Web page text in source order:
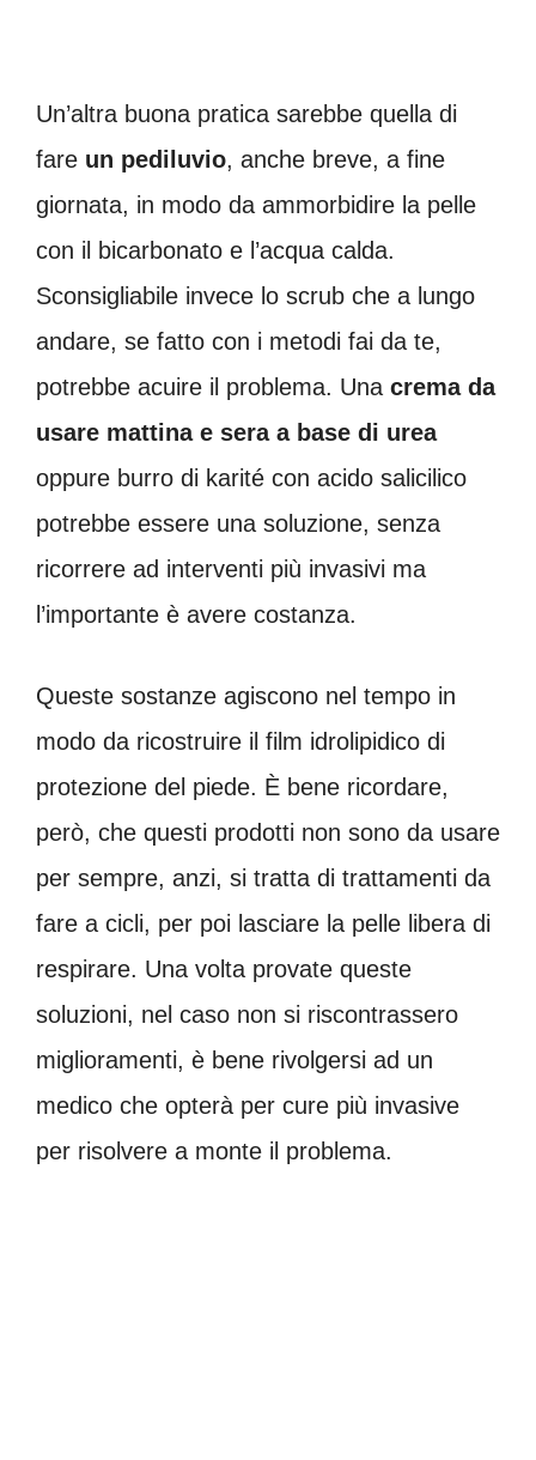
Un’altra buona pratica sarebbe quella di
fare un pediluvio, anche breve, a fine
giornata, in modo da ammorbidire la pelle
con il bicarbonato e l’acqua calda.
Sconsigliabile invece lo scrub che a lungo
andare, se fatto con i metodi fai da te,
potrebbe acuire il problema. Una crema da
usare mattina e sera a base di urea
oppure burro di karité con acido salicilico
potrebbe essere una soluzione, senza
ricorrere ad interventi più invasivi ma
l’importante è avere costanza.
Queste sostanze agiscono nel tempo in
modo da ricostruire il film idrolipidico di
protezione del piede. È bene ricordare,
però, che questi prodotti non sono da usare
per sempre, anzi, si tratta di trattamenti da
fare a cicli, per poi lasciare la pelle libera di
respirare. Una volta provate queste
soluzioni, nel caso non si riscontrassero
miglioramenti, è bene rivolgersi ad un
medico che opterà per cure più invasive
per risolvere a monte il problema.